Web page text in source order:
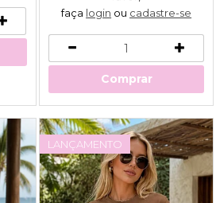
faça login ou cadastre-se
Comprar
LANÇAMENTO